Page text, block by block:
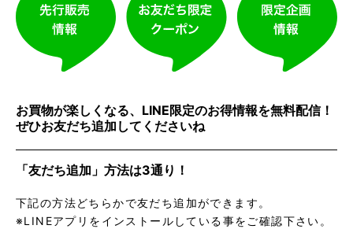
お買物が楽しくなる、LINE限定のお得情報を無料配信！
ぜひお友だち追加してくださいね
「友だち追加」方法は3通り！
下記の方法どちらかで友だち追加ができます。
※LINEアプリをインストールしている事をご確認下さい。